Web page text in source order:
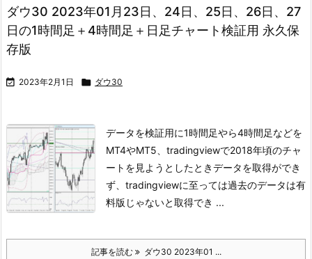
ダウ30 2023年01月23日、24日、25日、26日、27
日の1時間足＋4時間足＋日足チャート検証用 永久保
存版
 2023年2月1日  ダウ30
データを検証用に1時間足やら4時間足などを
MT4やMT5、tradingviewで2018年頃のチャ
ートを見ようとしたときデータを取得ができ
ず、 tradingviewに至っては過去のデータは有
料版じゃないと取得でき ...
記事を読む ダウ30 2023年01 ...